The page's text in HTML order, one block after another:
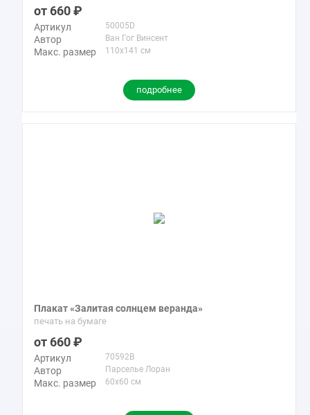
660
Артикул 50005D
Автор Ван Гог Винсент
Макс. размер 110x141 см
подробнее
Плакат «Залитая солнцем веранда»
печать на бумаге
660
Артикул 70592B
Автор Парселье Лоран
Макс. размер 60x60 см